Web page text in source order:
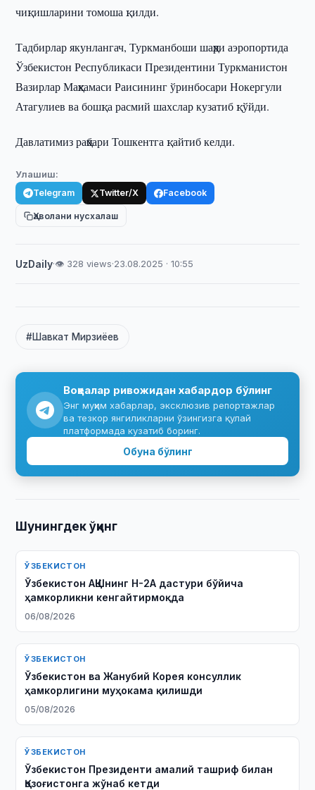
чиқишларини томоша қилди.
Тадбирлар якунлангач, Туркманбоши шаҳри аэропортида
Ўзбекистон Республикаси Президентини Туркманистон
Вазирлар Маҳкамаси Раисининг ўринбосари Нокергули
Атагулиев ва бошқа расмий шахслар кузатиб қўйди.
Давлатимиз раҳбари Тошкентга қайтиб келди.
Улашиш:
Telegram Twitter/X Facebook
Ҳаволани нусхалаш
UzDaily·👁 328 views·23.08.2025 · 10:55
#Шавкат Мирзиёев
Воқеалар ривожидан хабардор бўлинг
Энг муҳим хабарлар, эксклюзив репортажлар
ва тезкор янгиликларни ўзингизга қулай
платформада кузатиб боринг.
Обуна бўлинг
Шунингдек ўқинг
ЎЗБЕКИСТОН
Ўзбекистон АҚШнинг H-2A дастури бўйича
ҳамкорликни кенгайтирмоқда
06/08/2026
ЎЗБЕКИСТОН
Ўзбекистон ва Жанубий Корея консуллик
ҳамкорлигини муҳокама қилишди
05/08/2026
ЎЗБЕКИСТОН
Ўзбекистон Президенти амалий ташриф билан
Қозоғистонга жўнаб кетди